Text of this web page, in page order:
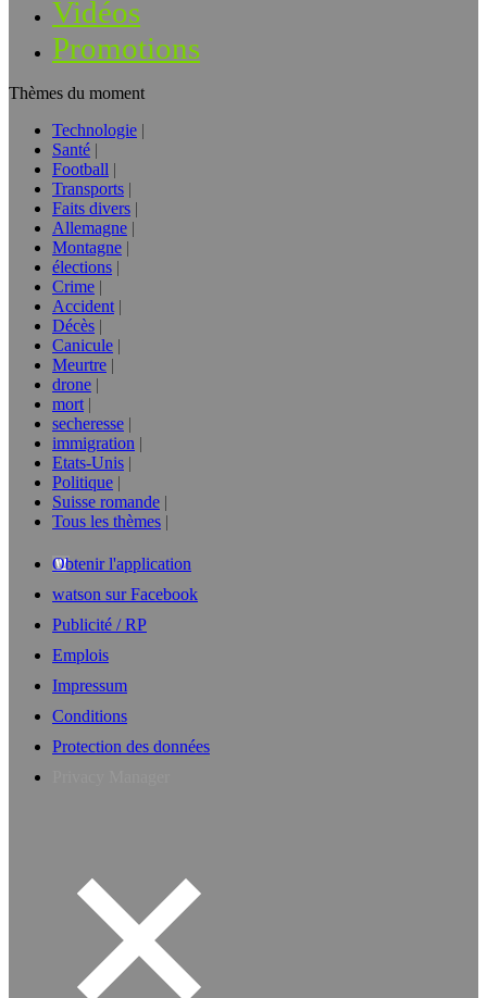
Vidéos
Promotions
Thèmes du moment
Technologie
Santé
Football
Transports
Faits divers
Allemagne
Montagne
élections
Crime
Accident
Décès
Canicule
Meurtre
drone
mort
secheresse
immigration
Etats-Unis
Politique
Suisse romande
Tous les thèmes
Obtenir l'application
watson sur Facebook
Publicité / RP
Emplois
Impressum
Conditions
Protection des données